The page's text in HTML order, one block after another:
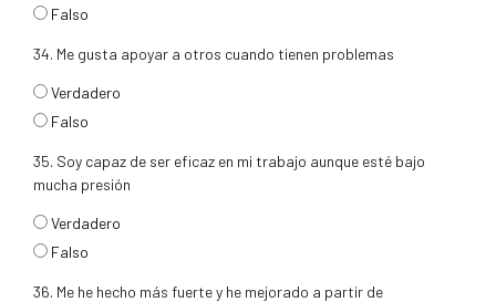
Falso
34. Me gusta apoyar a otros cuando tienen problemas
respuesta34
Verdadero
Falso
35. Soy capaz de ser eficaz en mi trabajo aunque esté bajo
mucha presión
respuesta35
Verdadero
Falso
36. Me he hecho más fuerte y he mejorado a partir de